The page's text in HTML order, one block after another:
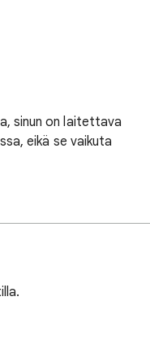
sinun on laitettava
eikä se vaikuta